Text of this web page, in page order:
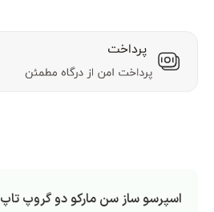
اسپرسو ساز سن مارکو دو گروپ تاپ 85